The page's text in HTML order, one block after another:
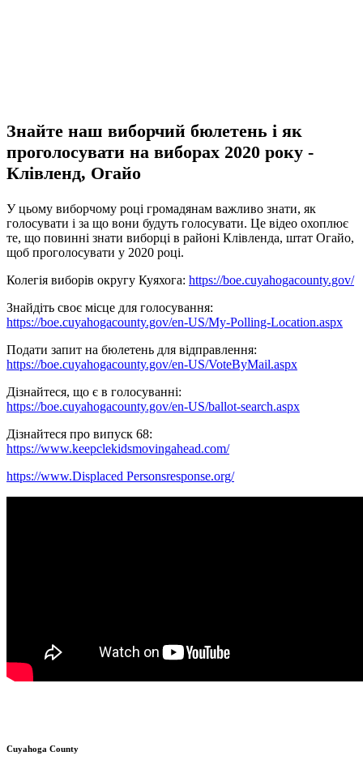
Знайте наш виборчий бюлетень і як
проголосувати на виборах 2020 року -
Клівленд, Огайо
У цьому виборчому році громадянам важливо знати, як
голосувати і за що вони будуть голосувати. Це відео охоплює
те, що повинні знати виборці в районі Клівленда, штат Огайо,
щоб проголосувати у 2020 році.
Колегія виборів округу Куяхога: https://boe.cuyahogacounty.gov/
Знайдіть своє місце для голосування:
https://boe.cuyahogacounty.gov/en-US/My-Polling-Location.aspx
Подати запит на бюлетень для відправлення:
https://boe.cuyahogacounty.gov/en-US/VoteByMail.aspx
Дізнайтеся, що є в голосуванні:
https://boe.cuyahogacounty.gov/en-US/ballot-search.aspx
Дізнайтеся про випуск 68:
https://www.keepclekidsmovingahead.com/
https://www.Displaced Personsresponse.org/
Cuyahoga County